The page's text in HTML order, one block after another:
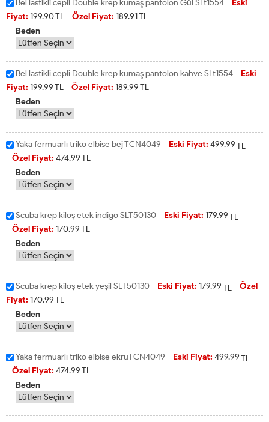
Bel lastikli cepli Double krep kumaş pantolon Gül SLt1554
Eski
Fiyat: 199.90TL Özel Fiyat: 189.91TL
Beden
Bel lastikli cepli Double krep kumaş pantolon kahve SLt1554
Eski
Fiyat: 199.99TL Özel Fiyat: 189.99TL
Beden
Yaka fermuarlı triko elbise bej TCN4049 Eski Fiyat: 499.99TL
Özel Fiyat: 474.99TL
Beden
Scuba krep kiloş etek indigo SLT50130 Eski Fiyat: 179.99TL
Özel Fiyat: 170.99TL
Beden
Scuba krep kiloş etek yeşil SLT50130 Eski Fiyat: 179.99TL
Özel
Fiyat: 170.99TL
Beden
Yaka fermuarlı triko elbise ekruTCN4049 Eski Fiyat: 499.99TL
Özel Fiyat: 474.99TL
Beden